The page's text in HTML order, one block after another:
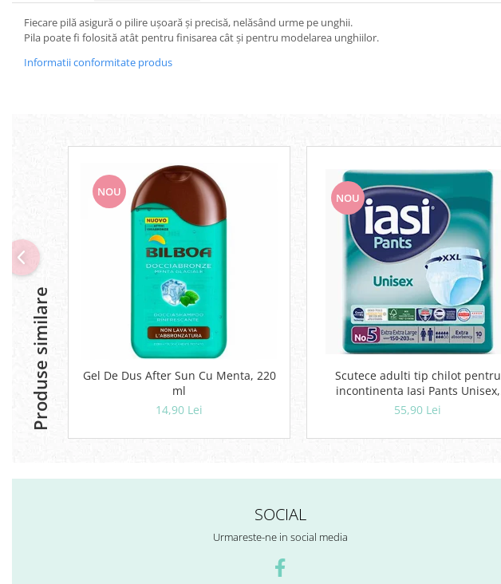
Aplicatoare si pensule machiaj
Adeziv dentar si ingrijire proteza
Geluri si deodorante igiena intima
Produse manichiura & pedichiura
Oja si lac de unghii
Accesorii manichiura & pedichiura
Scutece adulti
Seturi cadou
Fiecare pilă asigură o pilire ușoară și precisă, nelăsând urme pe unghii.
Pila poate fi folosită atât pentru finisarea cât și pentru modelarea unghiilor.
Informatii conformitate produs
Produse similare
NOU
Gel De Dus After Sun Cu Menta, 220
ml
14,90 Lei
NOU
Scutece adulti tip chilot pentru
incontinenta Iasi Pants Unisex,
Marime XXL, 10 buc
55,90 Lei
SOCIAL
Urmareste-ne in social media